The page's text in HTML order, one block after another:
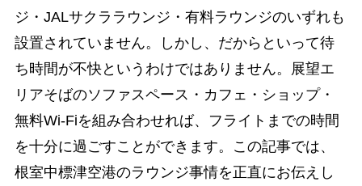
ジ・JALサクララウンジ・有料ラウンジのいずれも
設置されていません。しかし、だからといって待
ち時間が不快というわけではありません。展望エ
リアそばのソファスペース・カフェ・ショップ・
無料Wi-Fiを組み合わせれば、フライトまでの時間
を十分に過ごすことができます。この記事では、
根室中標津空港のラウンジ事情を正直にお伝えし